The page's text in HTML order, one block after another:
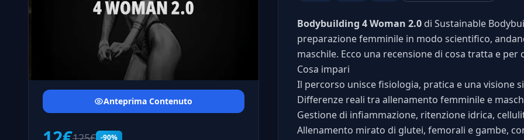
Anteprima Contenuto
-90%
Bodybuilding 4 Woman 2.0di Sustainable
preparazione femminile in modo scientifico,
maschile. Ecco una recensione di cosa tratta e per
Cosa impari
Il percorso unisce fisiologia, pratica e una visione
Differenze reali tra allenamento femminile e
Gestione di infiammazione, ritenzione idrica,
Allenamento mirato di glutei, femorali e gambe,